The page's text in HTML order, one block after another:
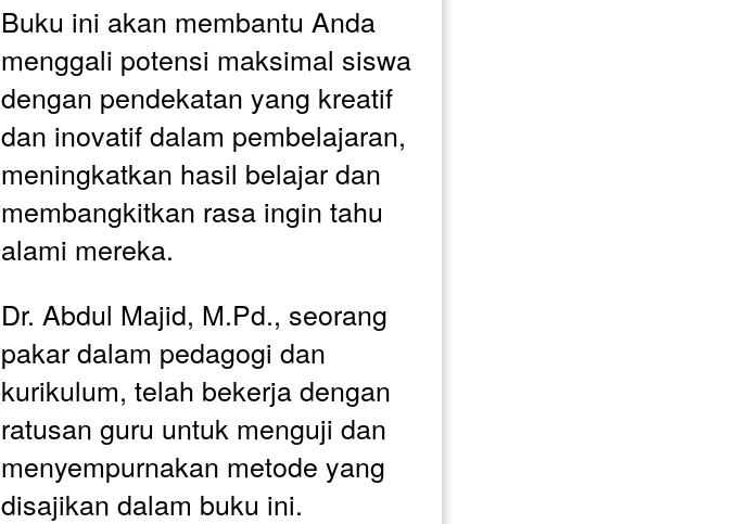
Buku ini akan membantu Anda
menggali potensi maksimal siswa
dengan pendekatan yang kreatif
dan inovatif dalam pembelajaran,
meningkatkan hasil belajar dan
membangkitkan rasa ingin tahu
alami mereka.
Dr. Abdul Majid, M.Pd., seorang
pakar dalam pedagogi dan
kurikulum, telah bekerja dengan
ratusan guru untuk menguji dan
menyempurnakan metode yang
disajikan dalam buku ini.